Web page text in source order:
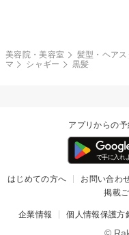
美容院・美容室 髪型・ヘア
マ
シャギー 黒髪
アプリからの
はじめての方へ お問い合わ
掲載
企業情報 個人情報保護方